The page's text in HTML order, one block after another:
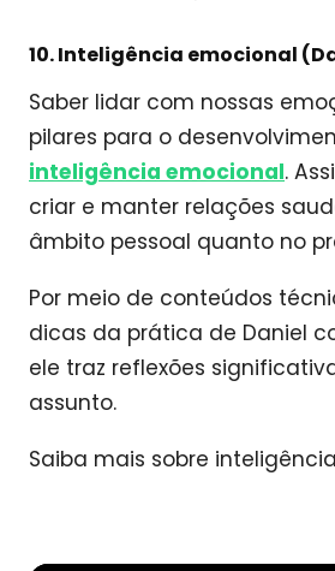
10. Inteligência emocional
Saber lidar com nossas
pilares para o
inteligência emocional.
criar e manter relações
âmbito pessoal quanto no
Por meio de conteúdos
dicas da prática de Daniel
ele traz reflexões
assunto.
Saiba mais sobre